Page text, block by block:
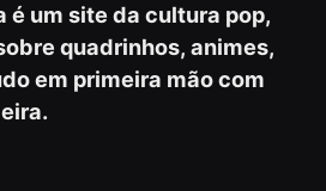
é um site da cultura pop,
quadrinhos, animes,
em primeira mão com